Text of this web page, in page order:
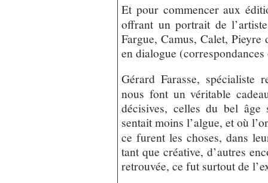
Et pour commencer aux
offrant un portrait de
Fargue, Camus, Calet,
en dialogue
Gérard Farasse, spécialiste
nous font un véritable
décisives, celles du bel âge
sentait moins l’algue, et où
ce furent les choses, dans
tant que créative, d’autres
retrouvée, ce fut surtout de